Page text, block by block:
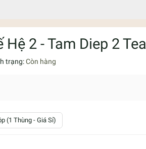
Hệ 2 - Tam Diep 2 Tea
trạng:Còn hàng
(1 Thùng - Giá Sỉ)